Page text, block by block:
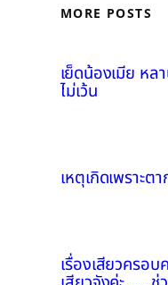
MORE POSTS
เย็ดน้องเมีย หล
ไม่เว้น
เหตุเกิดเพราะต
เรื่องเสียวครอ